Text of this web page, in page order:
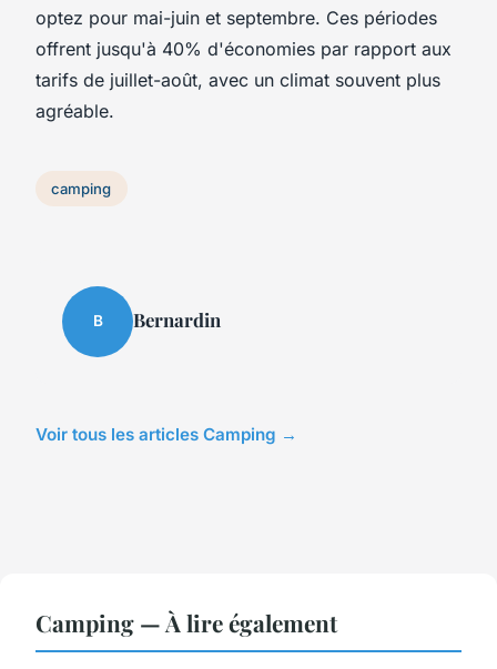
optez pour mai-juin et septembre. Ces périodes
offrent jusqu'à 40% d'économies par rapport aux
tarifs de juillet-août, avec un climat souvent plus
agréable.
camping
B Bernardin
Voir tous les articles Camping →
Camping — À lire également